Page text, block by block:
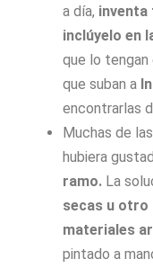
a día, inventa
inclúyelo en
que lo
que suban a
encontrarlas
Muchas de
hubiera
ramo. La
secas u otro
materiales
pintado a